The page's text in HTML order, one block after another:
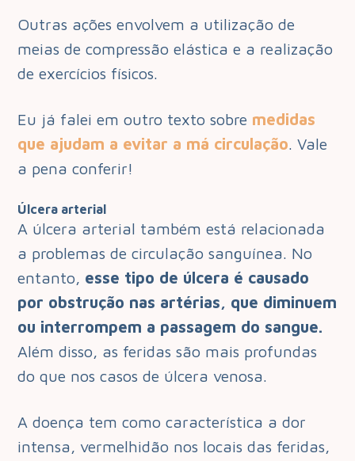
Outras ações envolvem a utilização de
meias de compressão elástica e a realização
de exercícios físicos.
Eu já falei em outro texto sobre medidas
que ajudam a evitar a má circulação. Vale
a pena conferir!
Úlcera arterial
A úlcera arterial também está relacionada
a problemas de circulação sanguínea. No
entanto, esse tipo de úlcera é causado
por obstrução nas artérias, que diminuem
ou interrompem a passagem do sangue.
Além disso, as feridas são mais profundas
do que nos casos de úlcera venosa.
A doença tem como característica a dor
intensa, vermelhidão nos locais das feridas,